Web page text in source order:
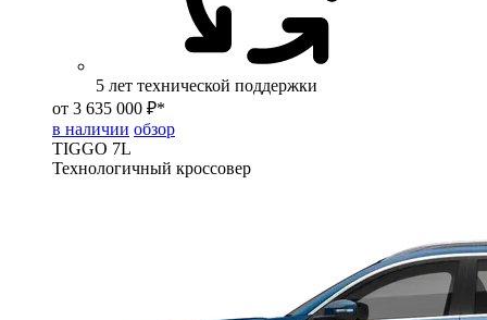
5 лет технической поддержки
от 3 635 000 ₽*
в наличии обзор
TIGGO 7L
Технологичный кроссовер